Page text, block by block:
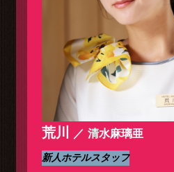
荒川 清水麻璃亜
新人ホテルスタッフ